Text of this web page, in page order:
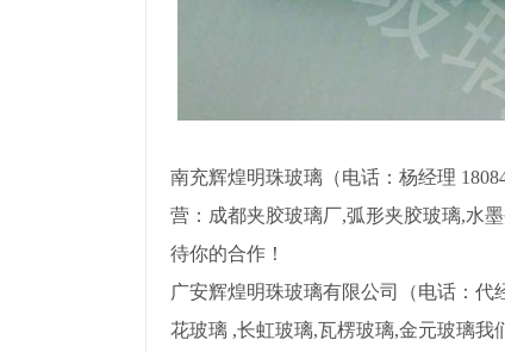
南充辉煌明珠玻璃（电话：杨经理
营：成都夹胶玻璃厂,弧形夹胶玻璃,水
待你的合作！
广安辉煌明珠玻璃有限公司（电话：代
花玻璃 ,长虹玻璃,瓦楞玻璃,金元玻璃我